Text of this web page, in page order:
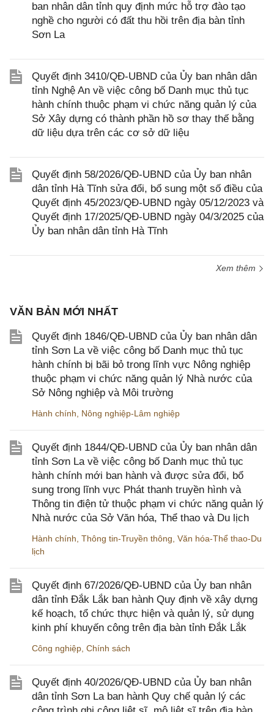
ban nhân dân tỉnh quy định mức hỗ trợ đào tạo
nghề cho người có đất thu hồi trên địa bàn tỉnh
Sơn La
Quyết định 3410/QĐ-UBND của Ủy ban nhân dân
tỉnh Nghệ An về việc công bố Danh mục thủ tục
hành chính thuộc phạm vi chức năng quản lý của
Sở Xây dựng có thành phần hồ sơ thay thế bằng
dữ liệu dựa trên các cơ sở dữ liệu
Quyết định 58/2026/QĐ-UBND của Ủy ban nhân
dân tỉnh Hà Tĩnh sửa đổi, bổ sung một số điều của
Quyết định 45/2023/QĐ-UBND ngày 05/12/2023 và
Quyết định 17/2025/QĐ-UBND ngày 04/3/2025 của
Ủy ban nhân dân tỉnh Hà Tĩnh
Xem thêm
VĂN BẢN MỚI NHẤT
Quyết định 1846/QĐ-UBND của Ủy ban nhân dân
tỉnh Sơn La về việc công bố Danh mục thủ tục
hành chính bị bãi bỏ trong lĩnh vực Nông nghiệp
thuộc phạm vi chức năng quản lý Nhà nước của
Sở Nông nghiệp và Môi trường
Hành chính Nông nghiệp-Lâm nghiệp
Quyết định 1844/QĐ-UBND của Ủy ban nhân dân
tỉnh Sơn La về việc công bố Danh mục thủ tục
hành chính mới ban hành và được sửa đổi, bổ
sung trong lĩnh vực Phát thanh truyền hình và
Thông tin điện tử thuộc phạm vi chức năng quản lý
Nhà nước của Sở Văn hóa, Thể thao và Du lịch
Hành chính Thông tin-Truyền thông Văn hóa-Thể thao-Du
lịch
Quyết định 67/2026/QĐ-UBND của Ủy ban nhân
dân tỉnh Đắk Lắk ban hành Quy định về xây dựng
kế hoạch, tổ chức thực hiện và quản lý, sử dụng
kinh phí khuyến công trên địa bàn tỉnh Đắk Lắk
Công nghiệp Chính sách
Quyết định 40/2026/QĐ-UBND của Ủy ban nhân
dân tỉnh Sơn La ban hành Quy chế quản lý các